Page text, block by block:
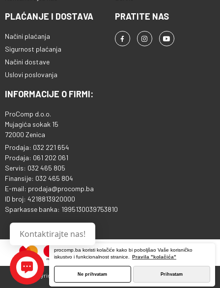
procomp.ba koristi kolačiće kako bi poboljšao Vaše korisničko
iskustvo i funkcionalnost stranice.
Pravila "kolačića"
Ne prihvatam Prihvatam
PLAĆANJE I DOSTAVA
Načini plaćanja
Sigurnost plaćanja
Načini dostave
Uslovi poslovanja
PRATITE NAS
INFORMACIJE O FIRMI:
ProComp d.o.o.
Mujagića sokak 15
72000 Zenica
Prodaja: 032 221 654
Prodaja: 061 202 061
Servis: 032 465 805
Finansije: 032 465 804
E-mail: prodaja@procomp.ba
ID broj: 4218813920000
Sparkasse banka: 1995130039753810
Copyright © 2013 - 2026 ProComp d.o.o. Sva prava pridržana.
Kontaktirajte nas!